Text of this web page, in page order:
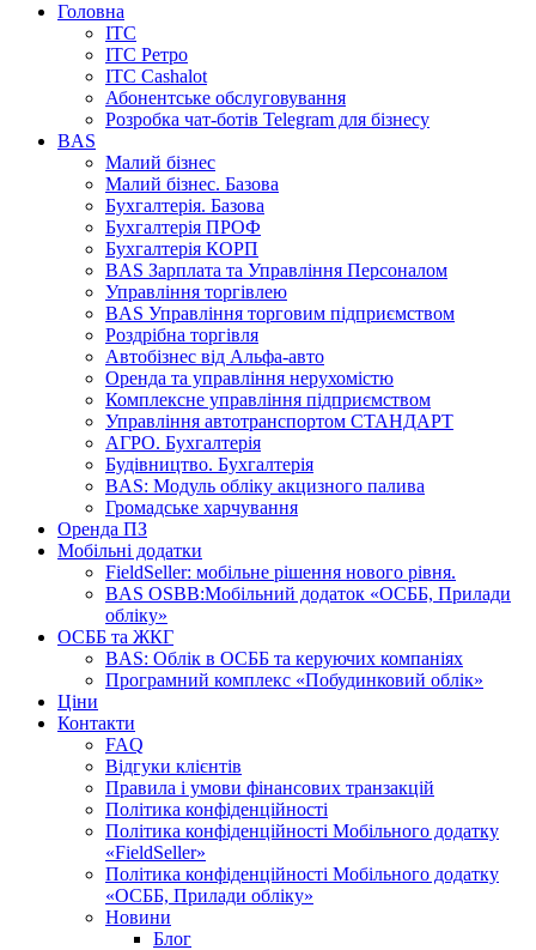
Головна
ІТС
ІТС Ретро
ІТС Cashalot
Абонентське обслуговування
Розробка чат-ботів Telegram для бізнесу
BAS
Малий бізнес
Малий бізнес. Базова
Бухгалтерія. Базова
Бухгалтерія ПРОФ
Бухгалтерія КОРП
BAS Зарплата та Управління Персоналом
Управління торгівлею
BAS Управління торговим підприємством
Роздрібна торгівля
Автобізнес від Альфа-авто
Оренда та управління нерухомістю
Комплексне управління підприємством
Управління автотранспортом СТАНДАРТ
АГРО. Бухгалтерія
Будівництво. Бухгалтерія
BAS: Модуль обліку акцизного палива
Громадське харчування
Оренда ПЗ
Мобільні додатки
FieldSeller: мобільне рішення нового рівня.
BAS OSBB:Мобільний додаток «ОСББ, Прилади
обліку»
ОСББ та ЖКГ
BAS: Облік в ОСББ та керуючих компаніях
Програмний комплекс «Побудинковий облік»
Ціни
Контакти
FAQ
Відгуки клієнтів
Правила і умови фінансових транзакцій
Політика конфіденційності
Політика конфіденційності Мобільного додатку
«FieldSeller»
Політика конфіденційності Мобільного додатку
«ОСББ, Прилади обліку»
Новини
Блог